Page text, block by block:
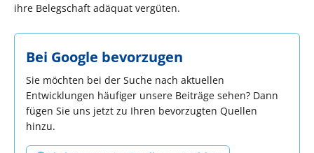
ihre Belegschaft adäquat vergüten.
Bei Google bevorzugen
Sie möchten bei der Suche nach aktuellen
Entwicklungen häufiger unsere Beiträge sehen? Dann
fügen Sie uns jetzt zu Ihren bevorzugten Quellen
hinzu.